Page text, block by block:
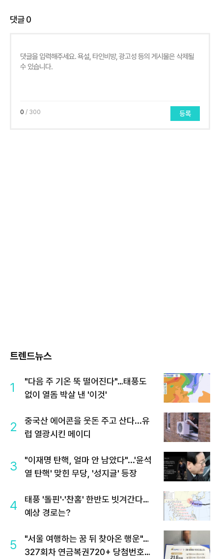
댓글0
0 / 300 등록
트렌드뉴스
1
"다음 주 기온 뚝 떨어진다"…태풍도
없이 열돔 박살 낸 '이것'
2
중국산 에어콘을 웃돈 주고 산다...유
럽 열광시킨 메이디
3
"이재명 탄핵, 얼마 안 남았다"...'윤석
열 탄핵' 맞힌 무당, '성지글' 등장
4
태풍 '돌핀'·'찬홈' 한반도 빗겨간다…
예상 경로는?
5
"서울 여행하는 꿈 뒤 찾아온 행운"…
327회차 연금복권720+ 당첨번호조